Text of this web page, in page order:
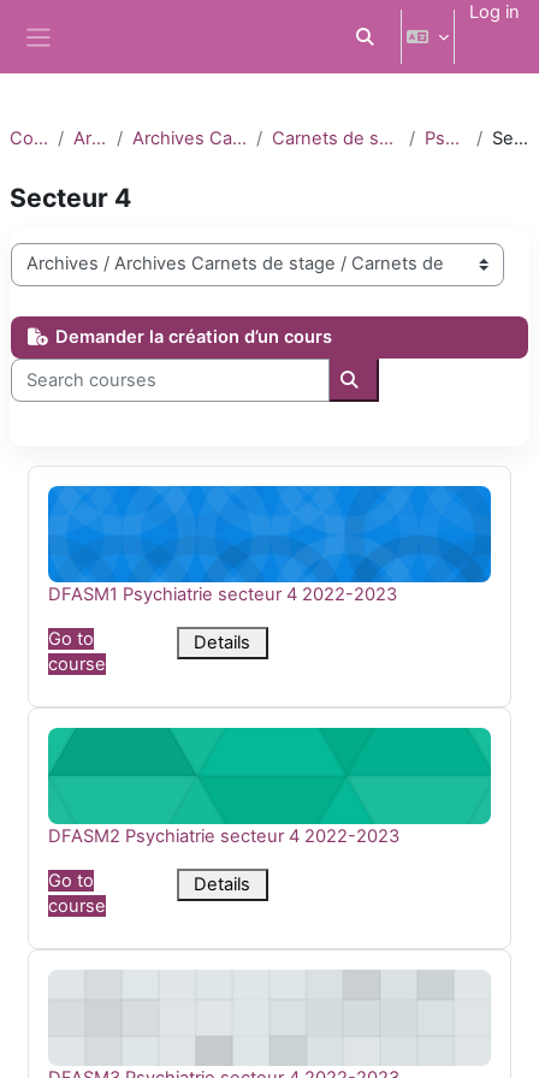
Toggle search input
Log in
Courses Archives Archives Carnets de stage Carnets de stage 2022-2023 Psychiatrie Secteur 4
Secteur 4
Course categories
Demander la création d’un cours
Search courses
Search courses
DFASM1 Psychiatrie secteur 4 2022-2023
Course name
DFASM1 Psychiatrie secteur 4 2022-2023
Go to
course
Details
DFASM2 Psychiatrie secteur 4 2022-2023
Course name
DFASM2 Psychiatrie secteur 4 2022-2023
Go to
course
Details
DFASM3 Psychiatrie secteur 4 2022-2023